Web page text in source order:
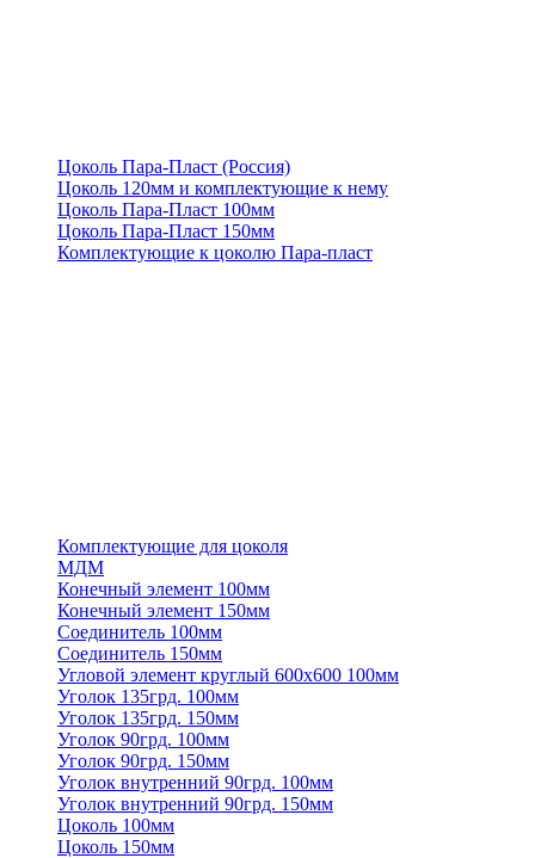
Цоколь Пара-Пласт (Россия)
Цоколь 120мм и комплектующие к нему
Цоколь Пара-Пласт 100мм
Цоколь Пара-Пласт 150мм
Комплектующие к цоколю Пара-пласт
Комплектующие для цоколя
МДМ
Конечный элемент 100мм
Конечный элемент 150мм
Соединитель 100мм
Соединитель 150мм
Угловой элемент круглый 600х600 100мм
Уголок 135грд. 100мм
Уголок 135грд. 150мм
Уголок 90грд. 100мм
Уголок 90грд. 150мм
Уголок внутренний 90грд. 100мм
Уголок внутренний 90грд. 150мм
Цоколь 100мм
Цоколь 150мм